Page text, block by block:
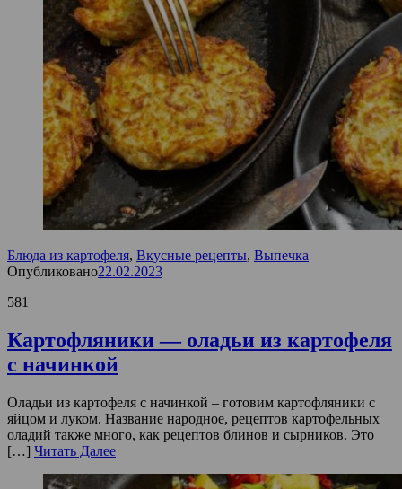
Блюда из картофеля, Вкусные рецепты, Выпечка
Опубликовано22.02.2023
581
Картофляники — оладьи из картофеля
с начинкой
Оладьи из картофеля с начинкой – готовим картофляники с
яйцом и луком. Название народное, рецептов картофельных
оладий также много, как рецептов блинов и сырников. Это
[…] Читать Далее